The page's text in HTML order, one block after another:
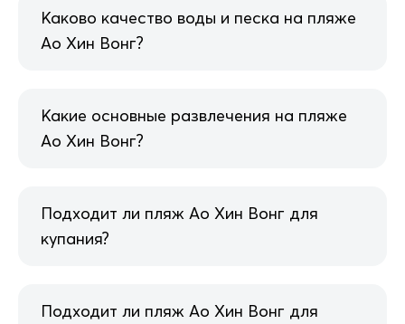
Каково качество воды и песка на пляже
Ао Хин Вонг?
Какие основные развлечения на пляже
Ао Хин Вонг?
Подходит ли пляж Ао Хин Вонг для
купания?
Подходит ли пляж Ао Хин Вонг для